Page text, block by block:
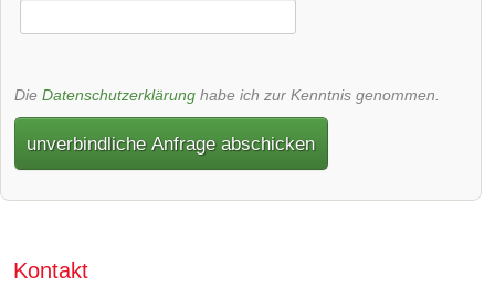
Die Datenschutzerklärung habe ich zur Kenntnis genommen.
unverbindliche Anfrage abschicken
Kontakt